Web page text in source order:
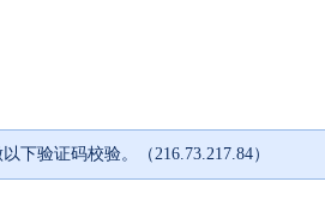
下验证码校验。（216.73.217.84）